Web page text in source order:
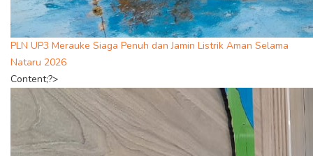
PLN UP3 Merauke Siaga Penuh dan Jamin Listrik Aman Selama
Nataru 2026
Content;?>